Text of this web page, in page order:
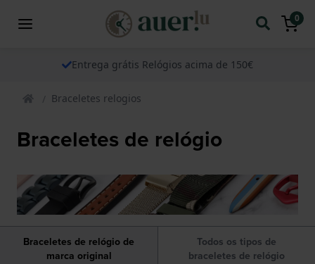
0
Entrega grátis Relógios acima de 150€
Braceletes relogios
Braceletes de relógio
Braceletes de relógio de
marca original
Todos os tipos de
braceletes de relógio